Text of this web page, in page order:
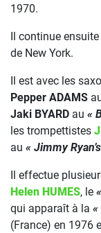
1970.
Il continue
de New York.
Il est avec les
Pepper ADAMS
Jaki BYARD au «
les trompettistes
au « Jimmy
Il effectue
Helen HUMES, le
qui apparaît à la «
(France) en 1976